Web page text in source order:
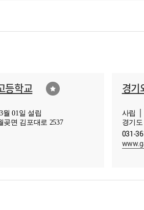
등학교
월 01일 설립
곶면 김포대로 2537
경기
사립 │
경기
031-